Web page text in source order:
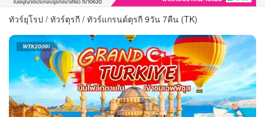
ทัวร์ยุโรป / ทัวร์ตุรกี / ทัวร์แกรนด์ตุรกี 9วัน 7คืน (TK)